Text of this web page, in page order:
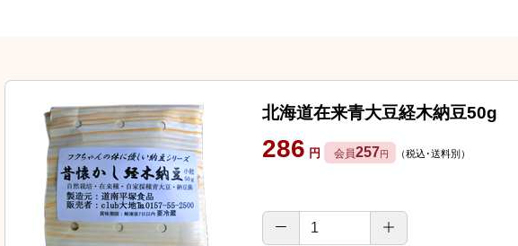
北海道在来青大豆経木納豆50g
286 円 会員257円 （税込･送料別）